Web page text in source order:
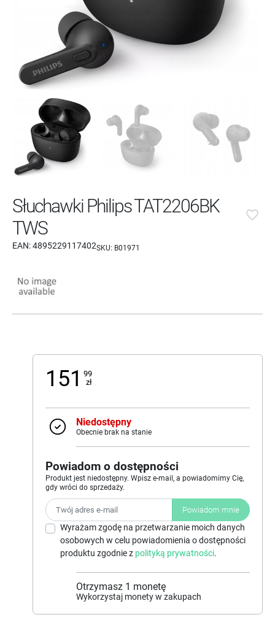
Słuchawki Philips TAT2206BK
TWS
EAN:4895229117402SKU: B01971
favorite_border
151 99
zł
Niedostępny
Obecnie brak na stanie
Powiadom o dostępności
Produkt jest niedostępny. Wpisz e-mail, a powiadomimy Cię,
gdy wróci do sprzedaży.
Powiadom mnie
Wyrażam zgodę na przetwarzanie moich danych
osobowych w celu powiadomienia o dostępności
produktu zgodnie z polityką prywatności.
Otrzymasz 1 monetę
Wykorzystaj monety w zakupach